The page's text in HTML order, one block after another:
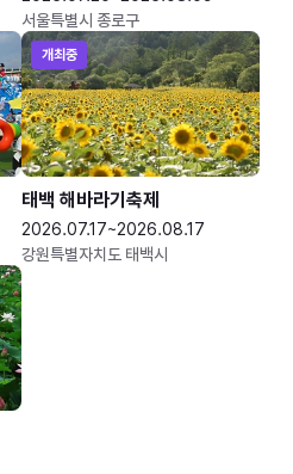
서울특별시 종로구
개최중
태백 해바라기축제
2026.07.17~2026.08.17
강원특별자치도 태백시